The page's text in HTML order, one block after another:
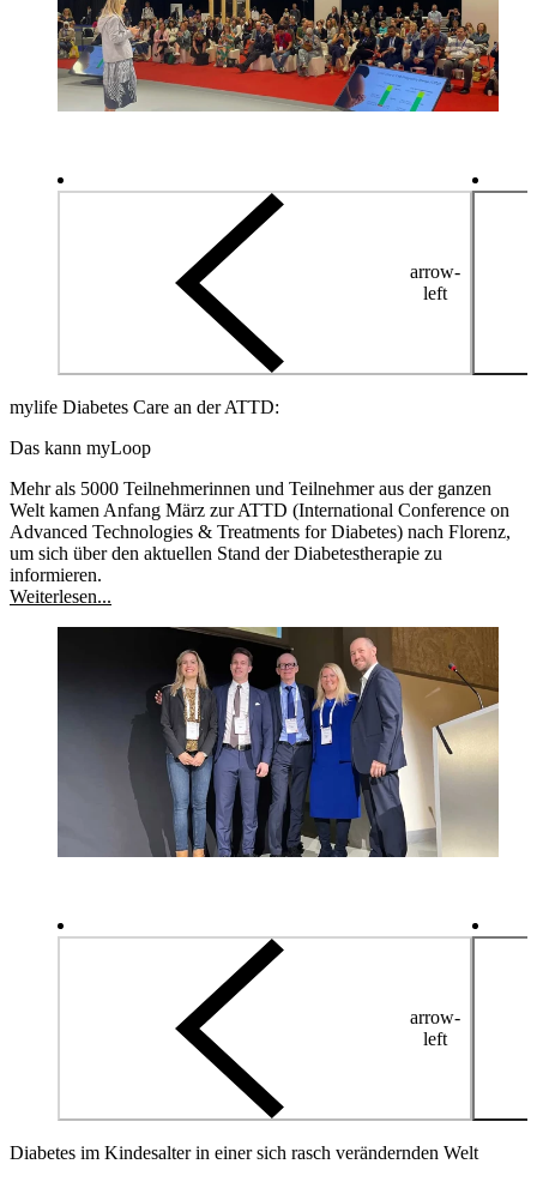
arrow-
left
mylife Diabetes Care an der ATTD:
Das kann myLoop
Mehr als 5000 Teilnehmerinnen und Teilnehmer aus der ganzen
Welt kamen Anfang März zur ATTD (International Conference on
Advanced Technologies & Treatments for Diabetes) nach Florenz,
um sich über den aktuellen Stand der Diabetestherapie zu
informieren.
Weiterlesen...
arrow-
left
Diabetes im Kindesalter in einer sich rasch verändernden Welt